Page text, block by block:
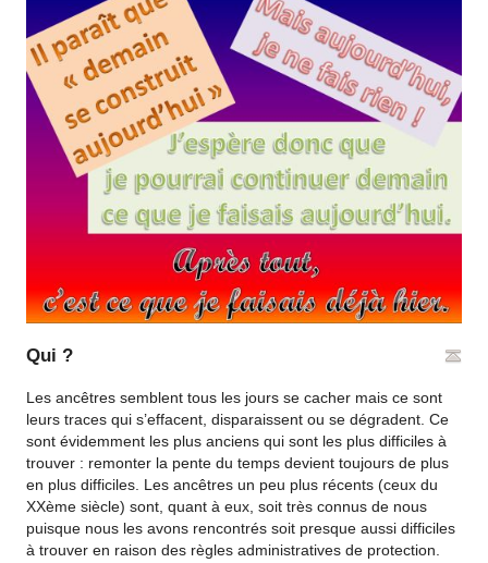
Qui ?
Les ancêtres semblent tous les jours se cacher mais ce sont
leurs traces qui s’effacent, disparaissent ou se dégradent. Ce
sont évidemment les plus anciens qui sont les plus difficiles à
trouver : remonter la pente du temps devient toujours de plus
en plus difficiles. Les ancêtres un peu plus récents (ceux du
XXème siècle) sont, quant à eux, soit très connus de nous
puisque nous les avons rencontrés soit presque aussi difficiles
à trouver en raison des règles administratives de protection.